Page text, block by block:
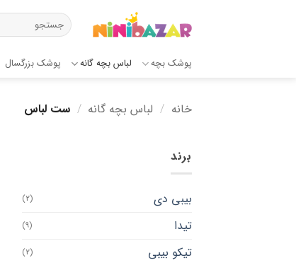
جستجو
برای:
پوشک بچه لباس بچه گانه پوشک بزرگسال
خانه / لباس بچه گانه / ست لباس
برند
بیبی دی (2)
تیدا (9)
تیکو بیبی (2)